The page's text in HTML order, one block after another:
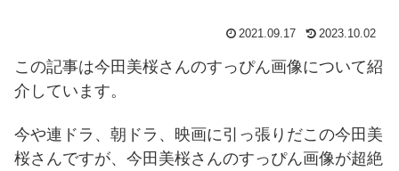
2021.09.17 2023.10.02
この記事は今田美桜さんのすっぴん画像について紹
介しています。
今や連ドラ、朝ドラ、映画に引っ張りだこの今田美
桜さんですが、今田美桜さんのすっぴん画像が超絶